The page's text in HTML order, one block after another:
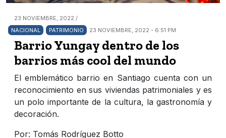
23 NOVIEMBRE, 2022 /
NACIONAL
PATRIMONIO 23 NOVIEMBRE, 2022 - 6:51 PM
Barrio Yungay dentro de los
barrios más cool del mundo
El emblemático barrio en Santiago cuenta con un
reconocimiento en sus viviendas patrimoniales y es
un polo importante de la cultura, la gastronomía y
decoración.
Por: Tomás Rodríguez Botto